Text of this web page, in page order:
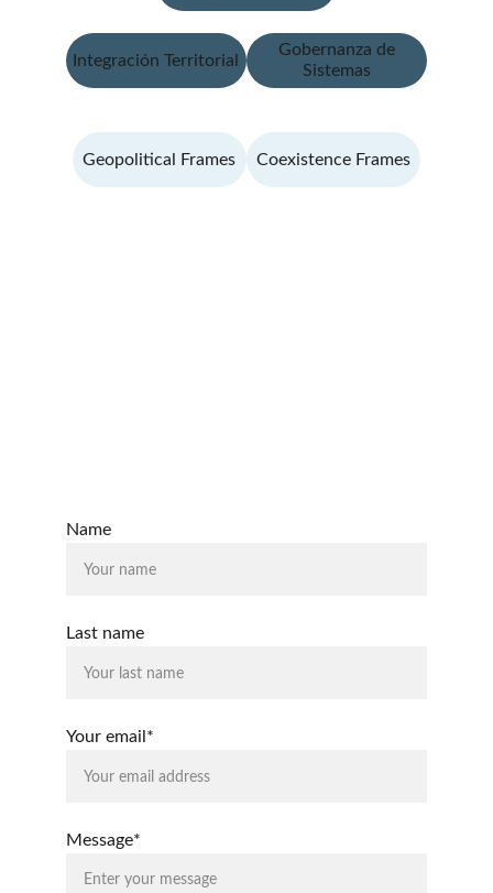
Name
Last name
Your email*
Message*
Geopolitical Frames Coexistence Frames
Gobernanza de
Sistemas
Integración Territorial